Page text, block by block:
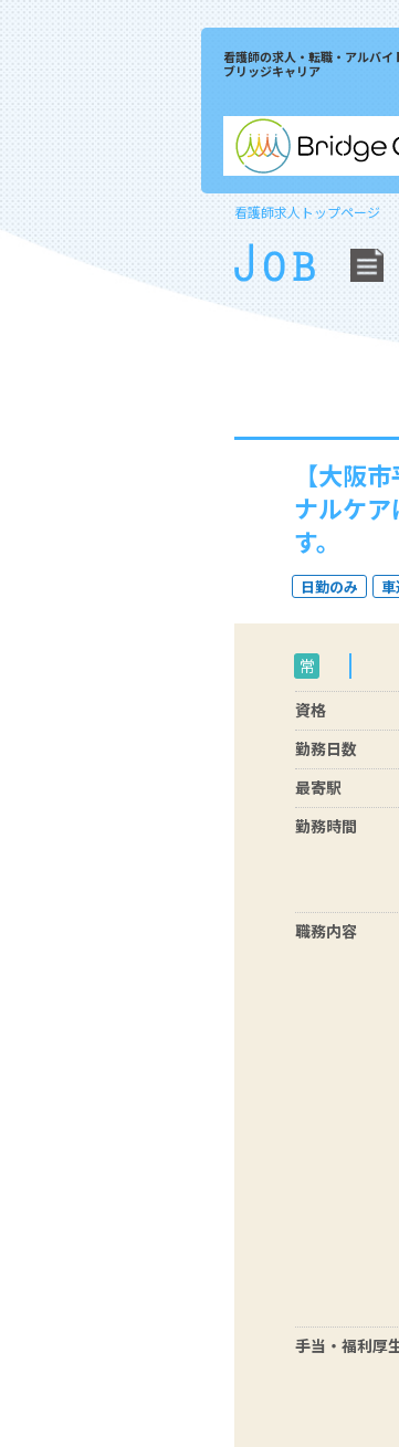
看護師の求人・転職・アルバイ
ブリッジキャリア
看護師求人トップページ
【大阪
ナルケ
す。
日勤のみ
常
資格
勤務日数
最寄駅
勤務時間
職務内容
手当・福利厚